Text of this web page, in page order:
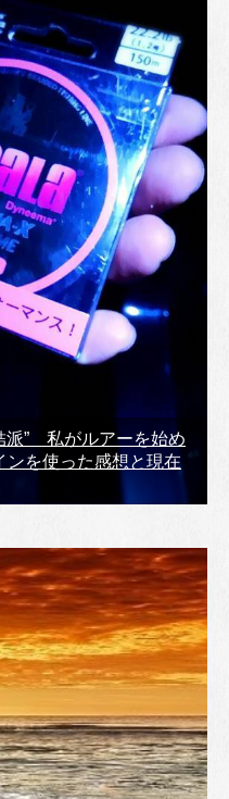
派” 私がルアーを始め
ンを使った感想と現在